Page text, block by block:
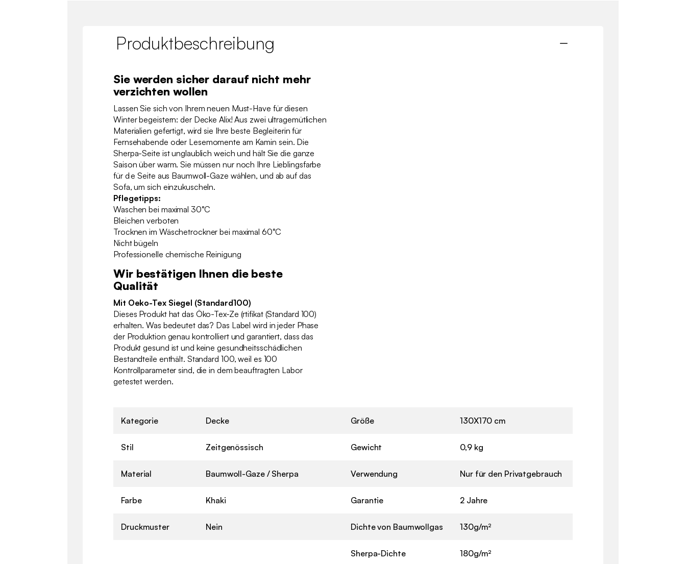
Produktbeschreibung
Sie werden sicher darauf nicht mehr
verzichten wollen
Lassen Sie sich von Ihrem neuen Must-Have für diesen
Winter begeistern: der Decke Alix! Aus zwei ultragemütlichen
Materialien gefertigt, wird sie Ihre beste Begleiterin für
Fernsehabende oder Lesemomente am Kamin sein. Die
Sherpa-Seite ist unglaublich weich und hält Sie die ganze
Saison über warm. Sie müssen nur noch Ihre Lieblingsfarbe
für die Seite aus Baumwoll-Gaze wählen, und ab auf das
Sofa, um sich einzukuscheln.
Pflegetipps:
Waschen bei maximal 30°C
Bleichen verboten
Trocknen im Wäschetrockner bei maximal 60°C
Nicht bügeln
Professionelle chemische Reinigung
Wir bestätigen Ihnen die beste
Qualität
Mit Oeko-Tex Siegel (Standard100)
Dieses Produkt hat das Öko-Tex-Ze (rtifikat (Standard 100)
erhalten. Was bedeutet das? Das Label wird in jeder Phase
der Produktion genau kontrolliert und garantiert, dass das
Produkt gesund ist und keine gesundheitsschädlichen
Bestandteile enthält. Standard 100, weil es 100
Kontrollparameter sind, die in dem beauftragten Labor
getestet werden.
Kategorie Decke
Stil Zeitgenössisch
Material Baumwoll-Gaze / Sherpa
Farbe Khaki
Druckmuster Nein
Größe 130X170 cm
Gewicht 0,9 kg
Verwendung Nur für den Privatgebrauch
Garantie 2 Jahre
Dichte von Baumwollgas 130g/m²
Sherpa-Dichte 180g/m²